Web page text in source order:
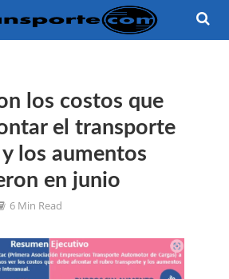
los costos que
el transporte
los aumentos
en junio
6 Min Read